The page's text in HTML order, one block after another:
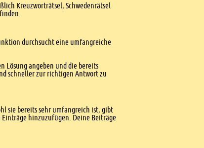
Kreuzworträtsel, Schwedenrätsel
durchsucht eine umfangreiche
Lösung angeben und die bereits
schneller zur richtigen Antwort zu
sie bereits sehr umfangreich ist, gibt
hinzuzufügen. Deine Beiträge